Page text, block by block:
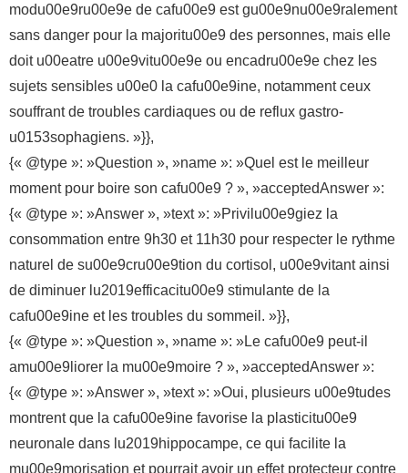
modu00e9ru00e9e de cafu00e9 est gu00e9nu00e9ralement
sans danger pour la majoritu00e9 des personnes, mais elle
doit u00eatre u00e9vitu00e9e ou encadru00e9e chez les
sujets sensibles u00e0 la cafu00e9ine, notamment ceux
souffrant de troubles cardiaques ou de reflux gastro-
u0153sophagiens. »}},
{« @type »: »Question », »name »: »Quel est le meilleur
moment pour boire son cafu00e9 ? », »acceptedAnswer »:
{« @type »: »Answer », »text »: »Privilu00e9giez la
consommation entre 9h30 et 11h30 pour respecter le rythme
naturel de su00e9cru00e9tion du cortisol, u00e9vitant ainsi
de diminuer lu2019efficacitu00e9 stimulante de la
cafu00e9ine et les troubles du sommeil. »}},
{« @type »: »Question », »name »: »Le cafu00e9 peut-il
amu00e9liorer la mu00e9moire ? », »acceptedAnswer »:
{« @type »: »Answer », »text »: »Oui, plusieurs u00e9tudes
montrent que la cafu00e9ine favorise la plasticitu00e9
neuronale dans lu2019hippocampe, ce qui facilite la
mu00e9morisation et pourrait avoir un effet protecteur contre